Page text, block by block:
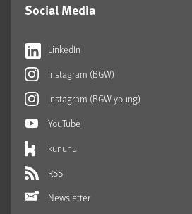
Social Media
LinkedIn
Instagram (BGW)
Instagram (BGW young)
YouTube
kununu
RSS
Newsletter